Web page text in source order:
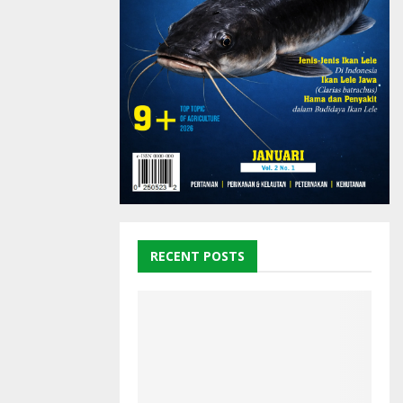
RECENT POSTS